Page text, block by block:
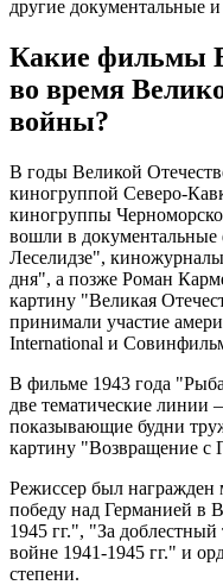
другие документальные
Какие фильмы
во время
войны?
В годы Великой
киногруппой Северо-
киногруппы
вошли в
Леселидзе",
дня", а позже Роман
картину "Великая
принимали участие
International и
В фильме 1943 года
две тематические
показывающие будни
картину "Возвращение с
Режиссер был награжден
победу над Германией в
1945 гг.", "За
войне 1941-1945 гг." и
степени.